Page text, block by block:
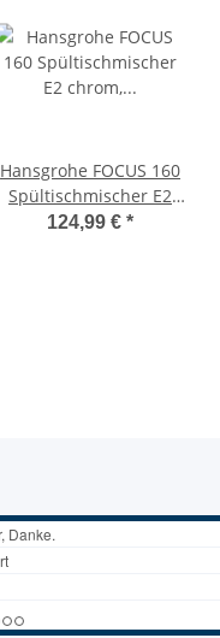
Hansgrohe FOCUS 160
Spültischmischer E2
chrom, Küchenarmatur
124,99 € *